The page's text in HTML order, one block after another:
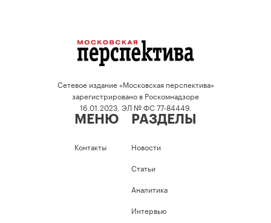
Сетевое издание «Московская перспектива»
зарегистрировано в Роскомнадзоре
16.01.2023, ЭЛ № ФС 77-84449.
МЕНЮ
Контакты
РАЗДЕЛЫ
Новости
Статьи
Аналитика
Интервью